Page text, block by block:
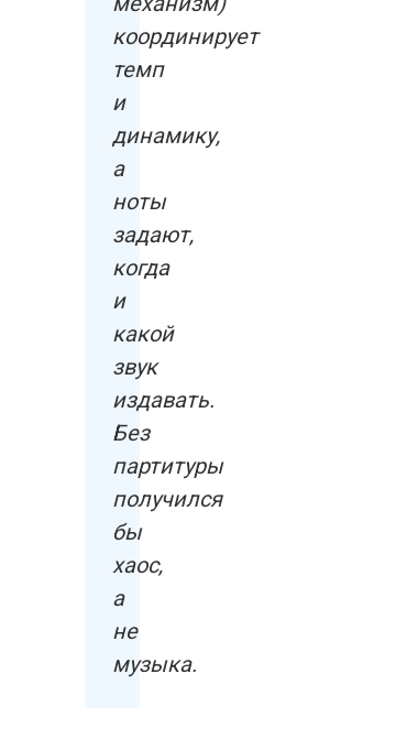
координирует
темп
и
динамику,
а
ноты
задают,
когда
и
какой
звук
издавать.
Без
партитуры
получился
бы
хаос,
а
не
музыка.